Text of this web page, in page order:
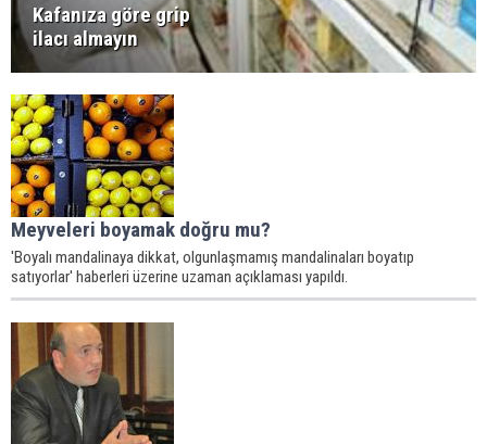
Kafanıza göre grip
ilacı almayın
Meyveleri boyamak doğru mu?
'Boyalı mandalinaya dikkat, olgunlaşmamış mandalinaları boyatıp
satıyorlar' haberleri üzerine uzaman açıklaması yapıldı.